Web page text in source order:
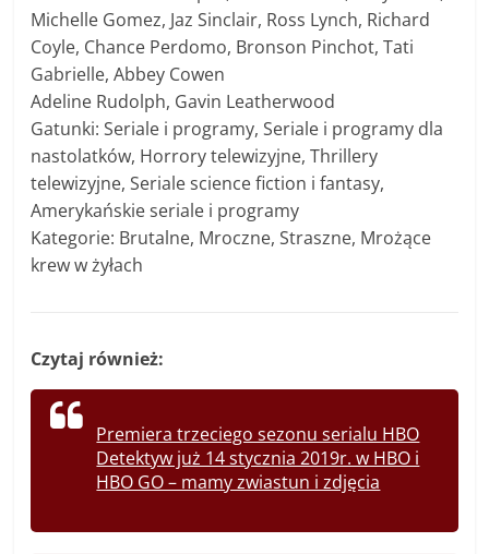
Michelle Gomez, Jaz Sinclair, Ross Lynch, Richard
Coyle, Chance Perdomo, Bronson Pinchot, Tati
Gabrielle, Abbey Cowen
Adeline Rudolph, Gavin Leatherwood
Gatunki: Seriale i programy, Seriale i programy dla
nastolatków, Horrory telewizyjne, Thrillery
telewizyjne, Seriale science fiction i fantasy,
Amerykańskie seriale i programy
Kategorie: Brutalne, Mroczne, Straszne, Mrożące
krew w żyłach
Czytaj również:
Premiera trzeciego sezonu serialu HBO
Detektyw już 14 stycznia 2019r. w HBO i
HBO GO – mamy zwiastun i zdjęcia